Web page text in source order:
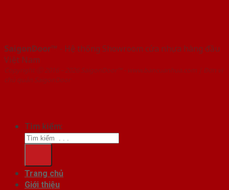
SaigonDoor™ - Hệ thống Showroom cửa nhựa hàng đầu
Việt Nam
Copyright ⓒ 2016 – 2026 SaigonDoor™ - www.bancuanhua.com | Đơn vị
chủ quản SaigonDoor
Tìm kiếm:
Trang chủ
Giới thiệu